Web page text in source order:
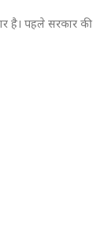
है। पहले सरकार की